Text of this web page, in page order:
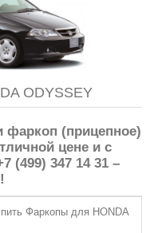
ODYSSEY
фаркоп (прицепное)
цене и с
(499) 347 14 31 –
Фаркопы для HONDA